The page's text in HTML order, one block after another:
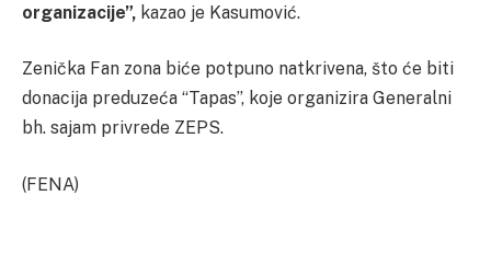
organizacije”, kazao je Kasumović.
Zenička Fan zona biće potpuno natkrivena, što će biti
donacija preduzeća “Tapas”, koje organizira Generalni
bh. sajam privrede ZEPS.
(FENA)